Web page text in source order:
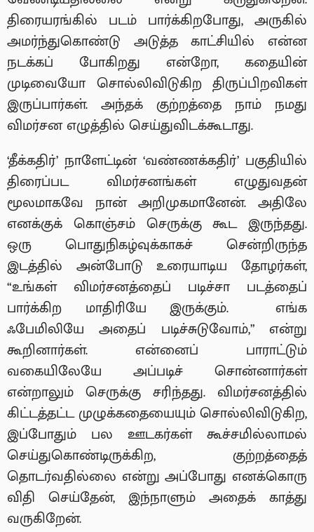
திரையரங்கில் படம் பார்க்கிறபோது, அருகில்
அமர்ந்துகொண்டு அடுத்த காட்சியில் என்ன
நடக்கப் போகிறது என்றோ, கதையின்
முடிவையோ சொல்லிவிடுகிற திருப்பிறவிகள்
இருப்பார்கள். அந்தக் குற்றத்தை நாம் நமது
விமர்சன எழுத்தில் செய்துவிடக்கூடாது.
‘தீக்கதிர்’ நாளேட்டின் ‘வண்ணக்கதிர்’ பகுதியில்
திரைப்பட விமர்சனங்கள் எழுதுவதன்
மூலமாகவே நான் அறிமுகமானேன். அதிலே
எனக்குக் கொஞ்சம் செருக்கு கூட இருந்தது.
ஒரு பொதுநிகழ்வுக்காகச் சென்றிருந்த
இடத்தில் அன்போடு உரையாடிய தோழர்கள்,
“உங்கள் விமர்சனத்தைப் படிச்சா படத்தைப்
பார்க்கிற மாதிரியே இருக்கும். எங்க
ஃபேமிலியே அதைப் படிச்சுடுவோம்,” என்று
கூறினார்கள். என்னைப் பாராட்டும்
வகையிலேயே அப்படிச் சொன்னார்கள்
என்றாலும் செருக்கு சரிந்தது. விமர்சனத்தில்
கிட்டத்தட்ட முழுக்கதையையும் சொல்லிவிடுகிற,
இப்போதும் பல ஊடகர்கள் கூச்சமில்லாமல்
செய்துகொண்டிருக்கிற, குற்றத்தைத்
தொடர்வதில்லை என்று அப்போது எனக்கொரு
விதி செய்தேன், இந்நாளும் அதைக் காத்து
வருகிறேன்.